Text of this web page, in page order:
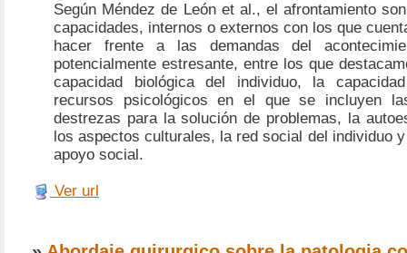
Según Méndez de León et al., el afrontamiento
capacidades, internos o externos con los que
hacer frente a las demandas del
potencialmente estresante, entre los que
capacidad biológica del individuo, la
recursos psicológicos en el que se incluyen
destrezas para la solución de problemas, la
los aspectos culturales, la red social del individuo
apoyo social.
Ver url